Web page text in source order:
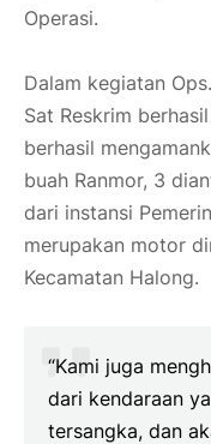
Operasi.
Dalam kegiatan
Sat Reskrim
berhasil
buah Ranmor, 3
dari instansi
merupakan motor
Kecamatan Halong.
“Kami juga
dari kendaraan
tersangka, dan